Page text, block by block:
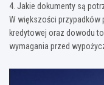
4. Jakie dokumenty są
W większości przypadków
kredytowej oraz dowodu
wymagania przed